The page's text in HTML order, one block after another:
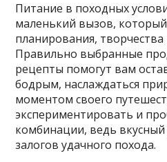
Питание в походных
маленький вызов, который
планирования,
Правильно выбранные
рецепты помогут вам
бодрым, наслаждаться
моментом своего
экспериментировать и
комбинации, ведь
залогов удачного похода.